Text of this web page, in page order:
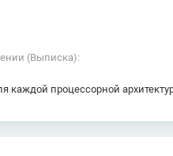
(Выписка):
каждой процессорной